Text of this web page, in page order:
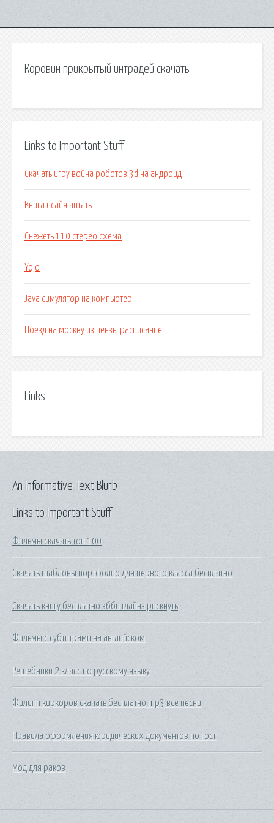
Коровин прикрытый интрадей скачать
Links to Important Stuff
Скачать игру война роботов 3d на андроид
Книга исайя читать
Снежеть 110 стерео схема
Yojo
Java симулятор на компьютер
Поезд на москву из пензы расписание
Links
Links to Important Stuff
Фильмы скачать топ 100
Скачать шаблоны портфолио для первого класса бесплатно
Скачать книгу бесплатно эбби глайнз рискнуть
Фильмы с субтитрами на английском
Решебники 2 класс по русскому языку
Филипп киркоров скачать бесплатно mp3 все песни
Правила оформления юридических документов по гост
Мод для раков
An Informative Text Blurb